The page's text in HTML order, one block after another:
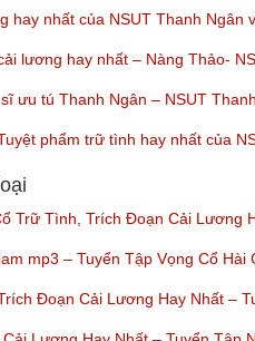
hay nhất của NSUT Thanh Ngân
lương hay nhất – Nàng Thảo-
ưu tú Thanh Ngân – NSUT
phẩm trữ tình hay nhất của
Trữ Tình, Trích Đoạn Cải Lương
mp3 – Tuyển Tập Vọng Cổ
Đoạn Cải Lương Hay Nhất –